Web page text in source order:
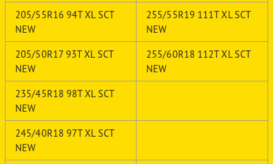
205/55R16 94T XL SCT
NEW
255/55R19 111T XL SCT
NEW
205/50R17 93T XL SCT
NEW
255/60R18 112T XL SCT
NEW
235/45R18 98T XL SCT
NEW
245/40R18 97T XL SCT
NEW